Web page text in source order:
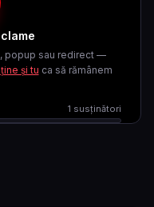
popup sau redirect —
și tu ca să rămânem
1 susținători